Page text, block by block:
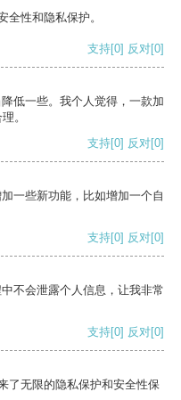
性和隐私保护。
支持[0] 反对[0]
低一些。我个人觉得，一款加
。
支持[0] 反对[0]
一些新功能，比如增加一个自
支持[0] 反对[0]
不会泄露个人信息，让我非常
支持[0] 反对[0]
了无限的隐私保护和安全性保